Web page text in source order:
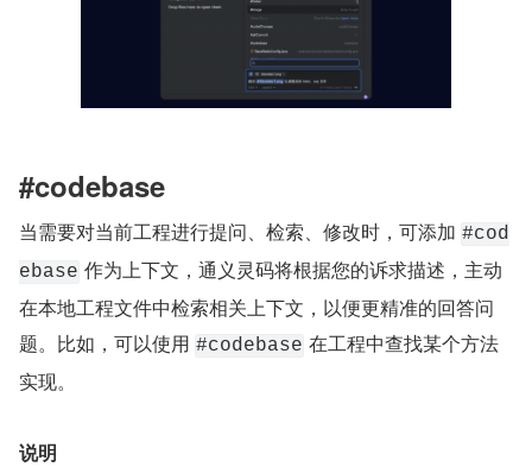
#codebase
当需要对当前工程进行提问、检索、修改时，可添加 #cod
ebase 作为上下文，通义灵码将根据您的诉求描述，主动
在本地工程文件中检索相关上下文，以便更精准的回答问
题。比如，可以使用 #codebase 在工程中查找某个方法
实现。
说明